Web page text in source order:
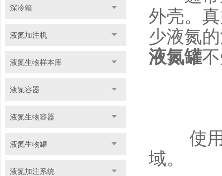
深冷箱
液氮加注机
液氮生物样本库
液氮容器
液氮生物容器
液氮生物罐
液氮加注系统
外壳。
少液氮
液氮罐
使用
域。